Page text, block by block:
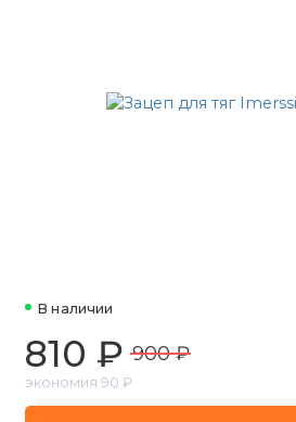
В наличии
810 ₽ 900 ₽
экономия 90 ₽